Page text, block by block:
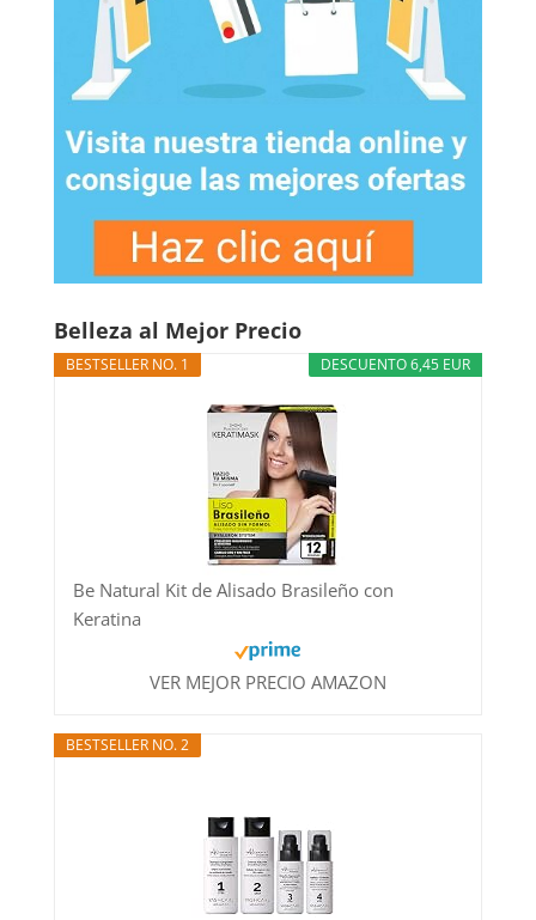
Belleza al Mejor Precio
DESCUENTO 6,45 EUR
BESTSELLER NO. 1
Be Natural Kit de Alisado Brasileño con
Keratina
VER MEJOR PRECIO AMAZON
BESTSELLER NO. 2